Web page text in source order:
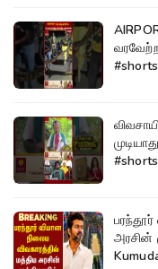
#shorts
#shorts
அரசின்